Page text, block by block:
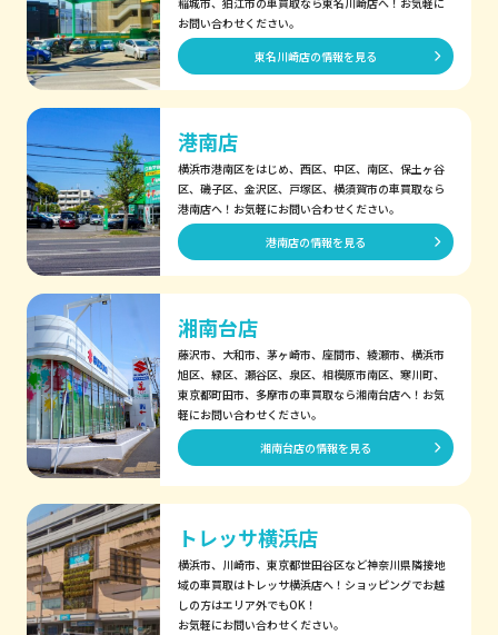
お問い合わせください。
東名川崎店の情報を見る
港南店
横浜市港南区をはじめ、西区、中区、南区、保土ヶ谷
区、磯子区、金沢区、戸塚区、横須賀市の車買取なら
港南店へ！お気軽にお問い合わせください。
港南店の情報を見る
湘南台店
藤沢市、大和市、茅ヶ崎市、座間市、綾瀬市、横浜市
旭区、緑区、瀬谷区、泉区、相模原市南区、寒川町、
東京都町田市、多摩市の車買取なら湘南台店へ！お気
軽にお問い合わせください。
湘南台店の情報を見る
トレッサ横浜店
横浜市、川崎市、東京都世田谷区など神奈川県隣接地
域の車買取はトレッサ横浜店へ！ショッピングでお越
しの方はエリア外でもOK！
お気軽にお問い合わせください。